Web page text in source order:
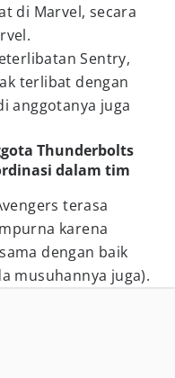
di Marvel, secara
Sentry,
terlibat dengan
anggotanya juga
Thunderbolts
dalam tim
terasa
karena
dengan baik
musuhannya juga).